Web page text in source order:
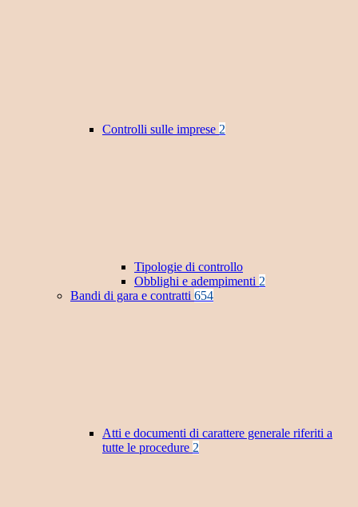
Controlli sulle imprese 2
Tipologie di controllo
Obblighi e adempimenti 2
Bandi di gara e contratti 654
Atti e documenti di carattere generale riferiti a
tutte le procedure 2